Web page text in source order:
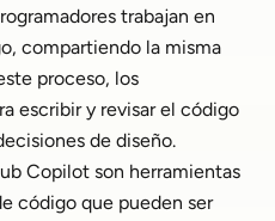
trabajan en
compartiendo la misma
proceso, los
escribir y revisar el código
de diseño.
Copilot son herramientas
código que pueden ser